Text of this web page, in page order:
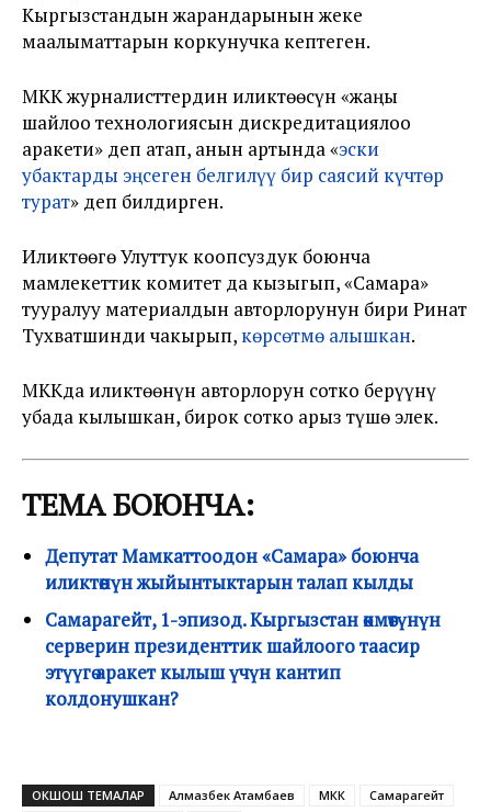
Кыргызстандын жарандарынын жеке
маалыматтарын коркунучка кептеген.
МКК журналисттердин иликтөөсүн «жаңы
шайлоо технологиясын дискредитациялоо
аракети» деп атап, анын артында «эски
убактарды эңсеген белгилүү бир саясий күчтөр
турат» деп билдирген.
Иликтөөгө Улуттук коопсуздук боюнча
мамлекеттик комитет да кызыгып, «Самара»
тууралуу материалдын авторлорунун бири Ринат
Тухватшинди чакырып, көрсөтмө алышкан.
МККда иликтөөнүн авторлорун сотко берүүнү
убада кылышкан, бирок сотко арыз түшө элек.
ТЕМА БОЮНЧА:
Депутат Мамкаттоодон «Самара» боюнча
иликтөөнүн жыйынтыктарын талап кылды
Самарагейт, 1-эпизод. Кыргызстан өкмөтүнүн
серверин президенттик шайлоого таасир
этүүгө аракет кылыш үчүн кантип
колдонушкан?
ОКШОШ ТЕМАЛАР Алмазбек Атамбаев МКК
Самарагейт